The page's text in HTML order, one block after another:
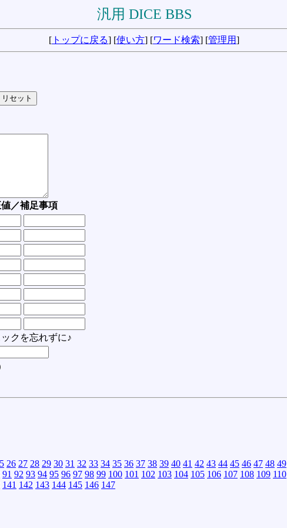
汎用 DICE BBS
[ トップに戻る] [使い方] [ワード検索] [管理用]
／補足事項
クを忘れずに♪
26 27 28 29 30 31 32 33 34 35 36 37 38 39 40 41 42 43 44 45 46 47 48 49
91 92 93 94 95 96 97 98 99 100 101 102 103 104 105 106 107 108 109 110
141 142 143 144 145 146 147